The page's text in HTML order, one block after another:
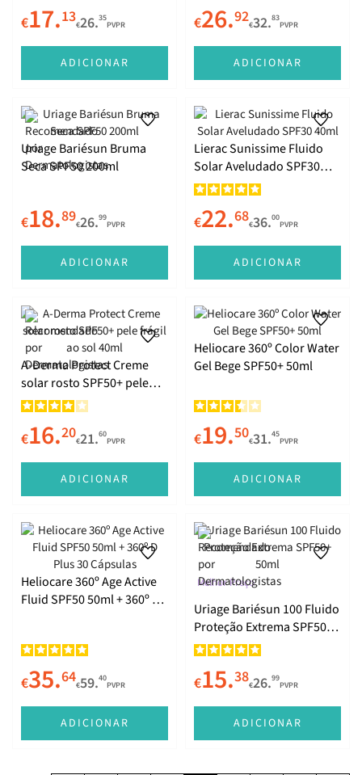
€17.13€26.35
PVPR
ADICIONAR
€26.92€32.83
PVPR
ADICIONAR
Uriage Bariésun Bruma
Seca SPF50 200ml
€18.89€26.99
PVPR
ADICIONAR
Lierac Sunissime Fluido
Solar Aveludado SPF30
40ml
€22.68€36.00
PVPR
ADICIONAR
A-Derma Protect Creme
solar rosto SPF50+ pele
frágil ao sol 40ml
€16.20€21.60
PVPR
ADICIONAR
Heliocare 360º Color Water
Gel Bege SPF50+ 50ml
€19.50€31.45
PVPR
ADICIONAR
Heliocare 360º Age Active
Fluid SPF50 50ml + 360º D
€35.64€59.40
PVPR
ADICIONAR
Melhor Preço
Uriage Bariésun 100 Fluido
Proteção Extrema SPF50+
50ml
€15.38€26.99
PVPR
ADICIONAR